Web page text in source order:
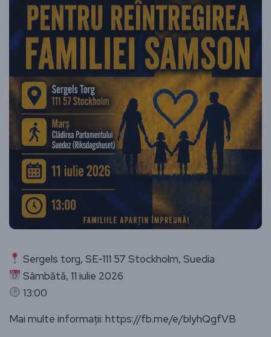
Sergels torg, SE-111 57 Stockholm, Suedia
Sâmbătă, 11 iulie 2026
13:00
Mai multe informații: https://fb.me/e/blyhQgfVB